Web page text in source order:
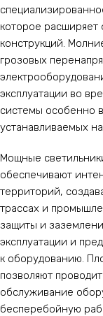
которое
конструкций.
грозовых
эксплуатации во
системы особенно
устанавливаемых
Мощные
обеспечивают
территорий,
трассах и
защиты и
эксплуатации и
к оборудованию.
позволяют
обслуживание
бесперебойную